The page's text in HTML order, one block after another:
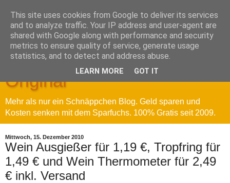
Sparfuchs' Blog - Das
Original
Mehr als nur ein Schnäppchen Blog. Geld sparen und
Kosten senken mit dem Sparfuchs. 100% Gratis seit 2009.
Mittwoch, 15. Dezember 2010
Wein Ausgießer für 1,19 €, Tropfring für
1,49 € und Wein Thermometer für 2,49
€ inkl. Versand
This site uses cookies from Google to deliver its services
and to analyze traffic. Your IP address and user-agent are
shared with Google along with performance and security
metrics to ensure quality of service, generate usage
statistics, and to detect and address abuse.
LEARN MORE GOT IT